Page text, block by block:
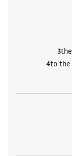
to the